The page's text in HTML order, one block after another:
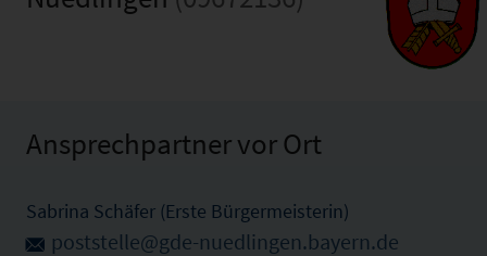
Ansprechpartner vor Ort
Sabrina Schäfer (Erste Bürgermeisterin)
poststelle@gde-nuedlingen.bayern.de